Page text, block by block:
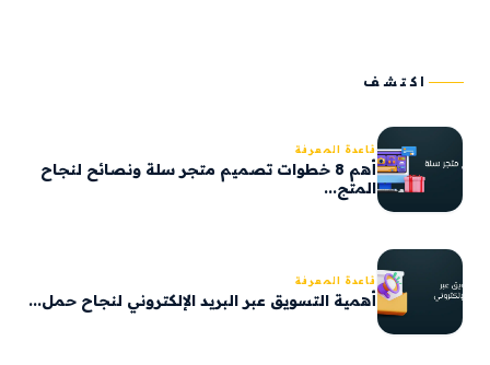
اكتشف
قاعدة المعرفة
أهم 8 خطوات تصميم متجر سلة ونصائح لنجاح
المتج...
قاعدة المعرفة
أهمية التسويق عبر البريد الإلكتروني لنجاح حمل...